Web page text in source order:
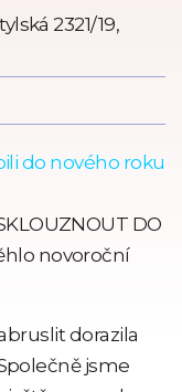
2321/19,
do nového roku
DO
novoroční
dorazila
jsme